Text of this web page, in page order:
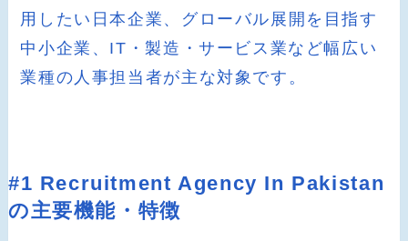
用したい日本企業、グローバル展開を目指す
中小企業、IT・製造・サービス業など幅広い
業種の人事担当者が主な対象です。
#1 Recruitment Agency In Pakistan
の主要機能・特徴